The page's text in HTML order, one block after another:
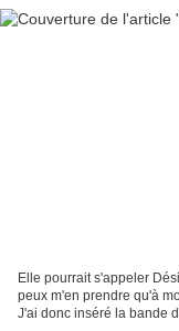
Elle pourrait s'appeler
peux m'en prendre qu'à
J'ai donc inséré la bande